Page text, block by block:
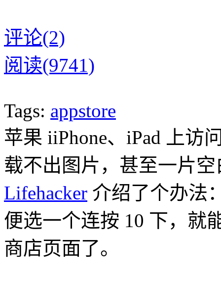
评论(2)
阅读(9741)
Tags: appstore
苹果 iiPhone、iPad 上访
载不出图片，甚至一片
Lifehacker 介绍了个办法
便选一个连按 10 下，就
商店页面了。